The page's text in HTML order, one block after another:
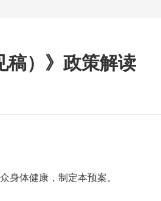
稿）》政策解读
体健康，制定本预案。